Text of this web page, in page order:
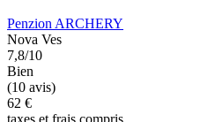
Penzion ARCHERY
Nova Ves
7,8/10
Bien
(10 avis)
62 €